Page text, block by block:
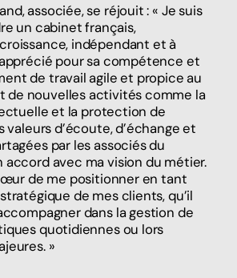
associée, se réjouit : « Je suis
un cabinet français,
indépendant et à
pour sa compétence et
de travail agile et propice au
de nouvelles activités comme la
et la protection de
valeurs d’écoute, d’échange et
par les associés du
avec ma vision du métier.
de me positionner en tant
de mes clients, qu’il
dans la gestion de
quotidiennes ou lors
»